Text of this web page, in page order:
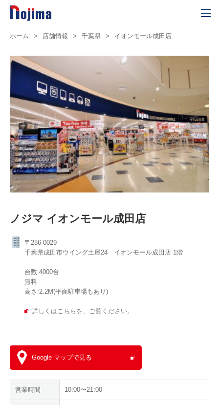
ホーム > 店舗情報 > 千葉県 > イオンモール成田店
ノジマ イオンモール成田店
〒286-0029
千葉県成田市ウイング土屋24 イオンモール成田店 1階
台数:4000台
無料
高さ:2.2M(平面駐車場もあり)
詳しくはこちらを、ご覧ください。
Google マップで見る
営業時間 10:00〜21:00